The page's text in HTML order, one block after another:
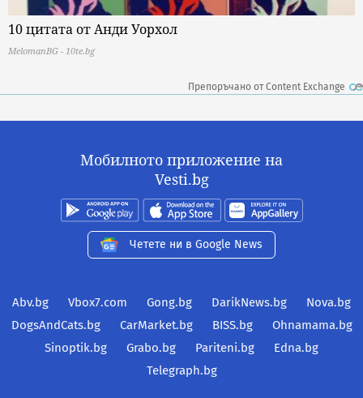
10 цитата от Анди Уорхол
MelomanBG - 10te.bg
Препоръчано от Content Exchange
Мобилното приложение на
Vesti.bg
Четете ни в Google News
Abv.bg Vbox7.com Gong.bg DarikNews.bg
Nova.bg
DogsAndCats.bg
CarMarket.bg BISS.bg
Ohnamama.bg
Sinoptik.bg
Grabo.bg Pariteni.bg
Edna.bg
Telegraph.bg